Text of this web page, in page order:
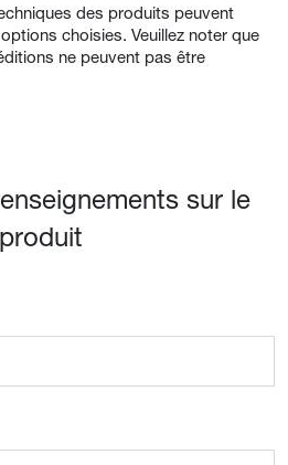
des produits peuvent
choisies. Veuillez noter que
ne peuvent pas être
sur le
produit